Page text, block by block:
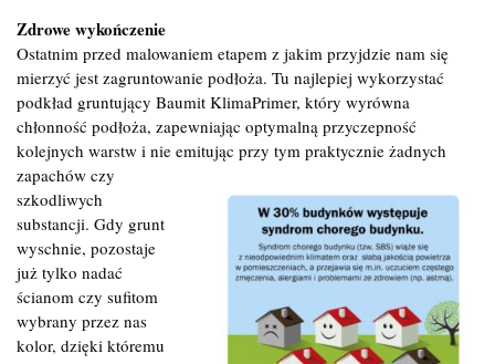
Zdrowe wykończenie
Ostatnim przed malowaniem etapem z jakim przyjdzie nam się
mierzyć jest zagruntowanie podłoża. Tu najlepiej wykorzystać
podkład gruntujący Baumit KlimaPrimer, który wyrówna
chłonność podłoża, zapewniając optymalną przyczepność
kolejnych warstw i nie emitując przy tym praktycznie żadnych
zapachów czy
szkodliwych
substancji. Gdy grunt
wyschnie, pozostaje
już tylko nadać
ścianom czy sufitom
wybrany przez nas
kolor, dzięki któremu